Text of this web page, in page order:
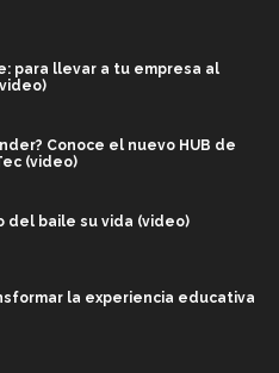
para llevar a tu empresa al
Conoce el nuevo HUB de
(video)
del baile su vida (video)
la experiencia educativa